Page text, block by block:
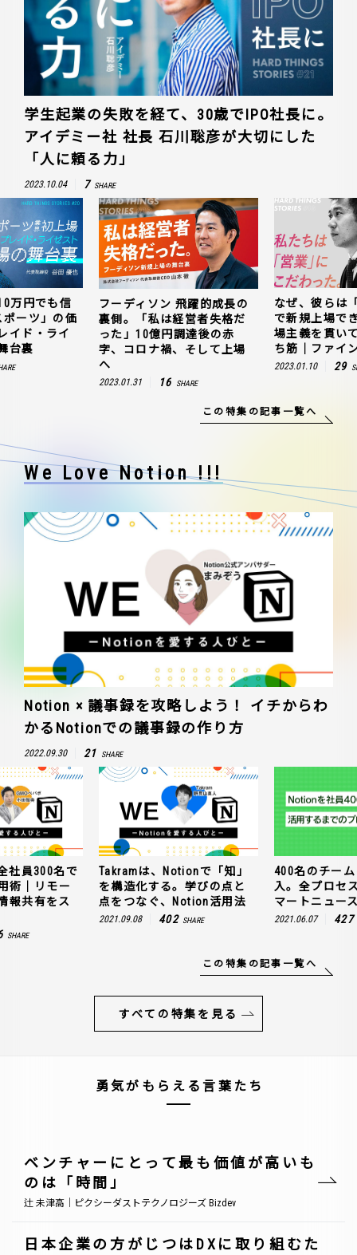
学生起業の失敗を経て、30歳でIPO社長に。
アイデミー社 社長 石川聡彦が大切にした
「人に頼る力」
2023.10.04 7 SHARE
万円でも信
ーツ」の価
イド・ライ
台裏
フーディソン 飛躍的成長の
裏側。「私は経営者失格だ
った」10億円調達後の赤
字、コロナ禍、そして上場
へ
2023.01.31 16 SHARE
なぜ、彼らは
で新規上場で
場主義を貫い
ち筋｜ファイ
2023.01.10 29
この特集の記事一覧へ
We Love Notion !!!
Notion × 議事録を攻略しよう！ イチからわ
かるNotionでの議事録の作り方
2022.09.30 21 SHARE
社員300名で
術｜リモー
報共有をス
SHARE
Takramは、Notionで「知」
を構造化する。学びの点と
点をつなぐ、Notion活用法
2021.09.08 402 SHARE
400名のチー
入。全プロセ
マートニュー
2021.06.07 427
この特集の記事一覧へ
すべての特集を見る
勇気がもらえる言葉たち
ベンチャーにとって最も価値が高いも
のは「時間」
辻 未津高｜ピクシーダストテクノロジーズ Bizdev
日本企業の方がじつはDXに取り組むた